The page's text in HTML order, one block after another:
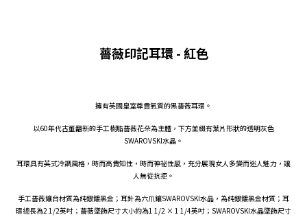
薔薇印記耳環 - 紅色
擁有英國皇室尊貴氣質的黑薔薇耳環。
以60年代古董翻新的手工樹脂薔薇花朵為主體，下方並綴有葉片形狀的透明灰色
SWAROVSKI水晶。
耳環具有英式冷調風格，時而高貴知性，時而神祕性感，充分展現女人多變而迷人魅力，讓
人無從抗拒。
手工薔薇鑲台材質為純銀鍍黑金；耳針為六爪鑲SWAROVSKI水晶，為純銀鍍黑金材質；耳
環總長為2 1/2英吋；薔薇墜飾尺寸大小約為1 1/2 × 1 1/4英吋；SWAROVSKI水晶墜飾尺寸